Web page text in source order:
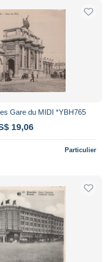
Gare du MIDI *YBH765
19,06
Particulier